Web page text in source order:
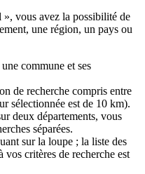
vous avez la possibilité de
une région, un pays ou
commune et ses
de recherche compris entre
sélectionnée est de 10 km).
deux départements, vous
séparées.
sur la loupe ; la liste des
critères de recherche est